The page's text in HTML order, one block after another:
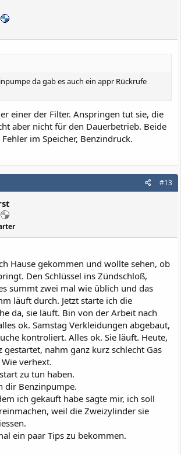
da gab es auch ein appr Rückrufe
einer der Filter. Anspringen tut sie, die
aber nicht für den Dauerbetrieb. Beide
im Speicher, Benzindruck.
#13
Hause gekommen und wollte sehen, ob
Den Schlüssel ins Zündschloß,
summt zwei mal wie üblich und das
läuft durch. Jetzt starte ich die
da, sie läuft. Bin von der Arbeit nach
ok. Samstag Verkleidungen abgebaut,
kontroliert. Alles ok. Sie läuft. Heute,
gestartet, nahm ganz kurz schlecht Gas
verhext.
zu tun haben.
dir Benzinpumpe.
ich gekauft habe sagte mir, ich soll
weil die Zweizylinder sie
ein paar Tips zu bekommen.